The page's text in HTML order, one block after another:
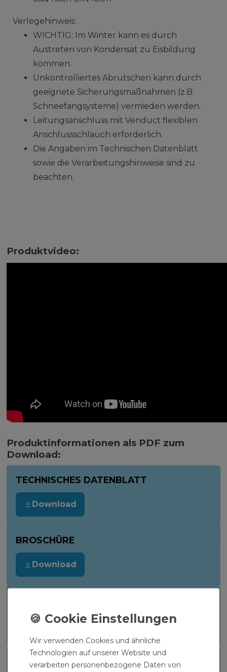
Verlegehinweis:
WICHTIG: Im Winter kann es durch
Austreten von Kondensat zu Eisbildung
kommen.
Unkontrolliertes Abrutschen kann durch
geeignete Sicherungsmaßnahmen (z.B.
Schneefangsysteme) vermieden werden.
Leitungsanschluss mit Venduct flexiblen
Anschlussschlauch erforderlich.
Die Angaben im Technischen Datenblatt
sowie die Verarbeitungshinweise sind zu
beachten.
Produktvideo:
Produktinformationen als PDF zum
Download:
TECHNISCHES DATENBLATT
Download
BROSCHÜRE
Download
Download
DRUCKVERLUSTANGABE
Wir verwenden Cookies und ähnliche
Technologien auf unserer Website und
verarbeiten personenbezogene Daten von